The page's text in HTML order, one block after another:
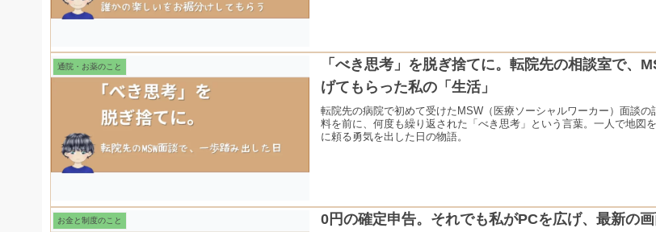
通院・お薬のこと
「べき思考」を脱ぎ捨てに。転院先の相談室で、
げてもらった私の「生活」
転院先の病院で初めて受けたMSW（医療ソーシャルワーカー）面談の
料を前に、何度も繰り返された「べき思考」という言葉。一人で地図
に頼る勇気を出した日の物語。
お金と制度のこと
0円の確定申告。それでも私がPCを広げ、最新の